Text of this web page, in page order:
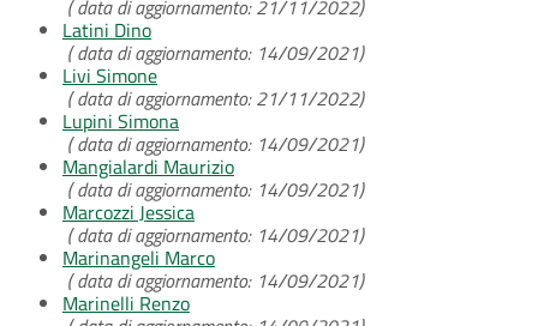
( data di aggiornamento: 21/11/2022)
Latini Dino
( data di aggiornamento: 14/09/2021)
Livi Simone
( data di aggiornamento: 21/11/2022)
Lupini Simona
( data di aggiornamento: 14/09/2021)
Mangialardi Maurizio
( data di aggiornamento: 14/09/2021)
Marcozzi Jessica
( data di aggiornamento: 14/09/2021)
Marinangeli Marco
( data di aggiornamento: 14/09/2021)
Marinelli Renzo